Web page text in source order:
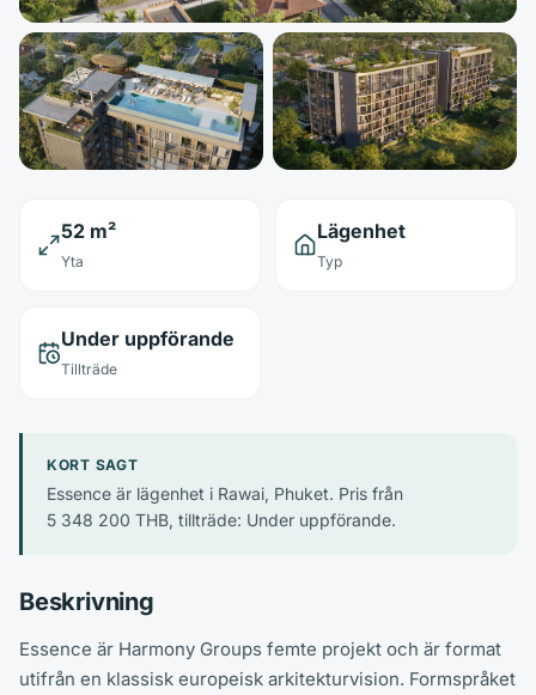
52 m²
Yta
Lägenhet
Typ
Under uppförande
Tillträde
KORT SAGT
Essence är lägenhet i Rawai, Phuket. Pris från
5 348 200 THB, tillträde: Under uppförande.
Beskrivning
Essence är Harmony Groups femte projekt och är format
utifrån en klassisk europeisk arkitekturvision. Formspråket